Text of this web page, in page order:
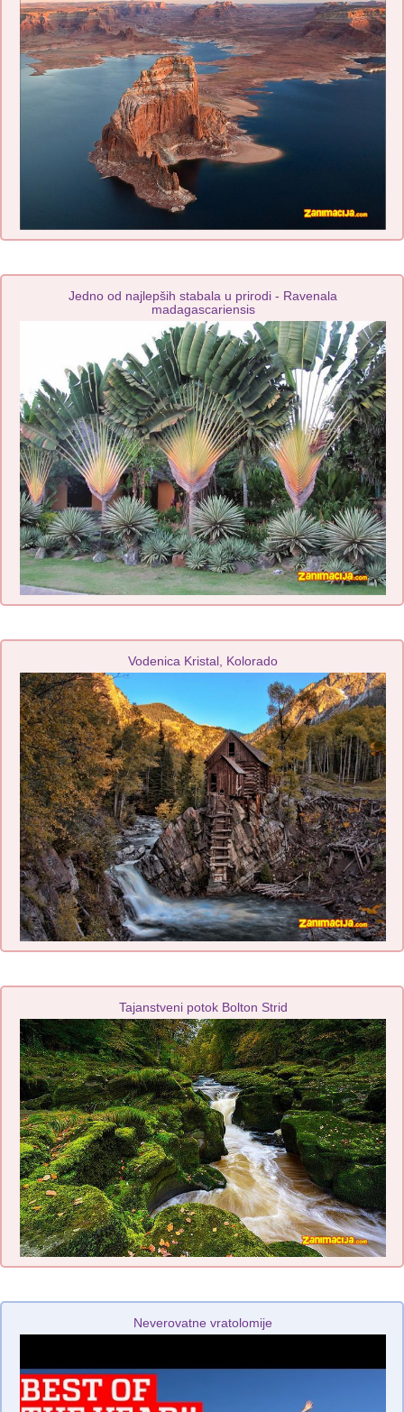
Jedno od najlepših stabala u prirodi - Ravenala
madagascariensis
Vodenica Kristal, Kolorado
Tajanstveni potok Bolton Strid
Neverovatne vratolomije